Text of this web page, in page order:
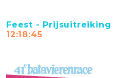
Feest - Prijsuitreiking
12:18:45